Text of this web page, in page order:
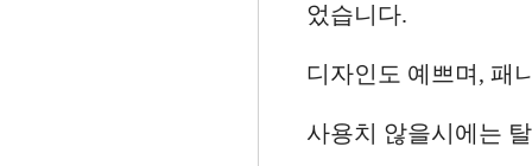
었습니다.
디자인도 예쁘며, 패
사용치 않을시에는